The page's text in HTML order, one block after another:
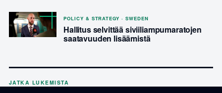
POLICY & STRATEGY · SWEDEN
Hallitus selvittää siviiliampumaratojen
saatavuuden lisäämistä
JATKA LUKEMISTA